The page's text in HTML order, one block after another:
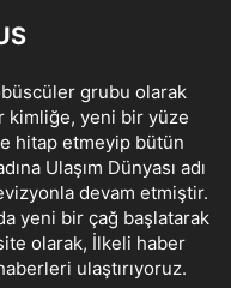
grubu olarak
kimliğe, yeni bir yüze
hitap etmeyip bütün
Ulaşım Dünyası adı
devam etmiştir.
yeni bir çağ başlatarak
olarak, İlkeli haber
ulaştırıyoruz.